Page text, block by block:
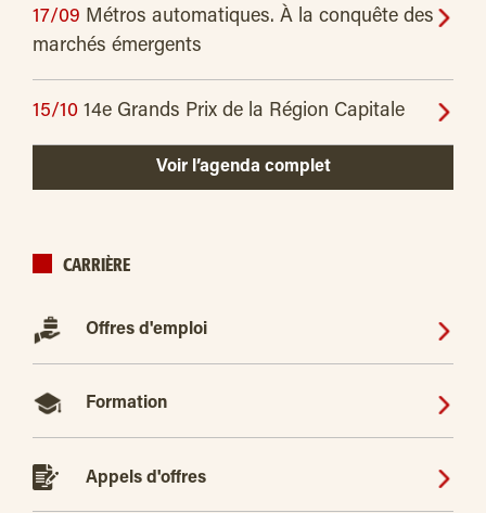
17/09 Métros automatiques. À la conquête des
marchés émergents
15/10 14e Grands Prix de la Région Capitale
Voir l’agenda complet
CARRIÈRE
Offres d'emploi
Formation
Appels d'offres